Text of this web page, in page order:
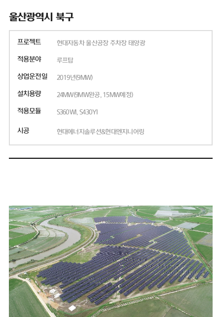
울산광역시 북구
프로젝트 현대자동차 울산공장 주차장 태양광
적용분야 루프탑
상업운전일 2019년(9MW)
설치용량 24MW(9MW완공, 15MW예정)
적용모듈 S360WI, S430YI
시공 현대에너지솔루션&현대엔지니어링